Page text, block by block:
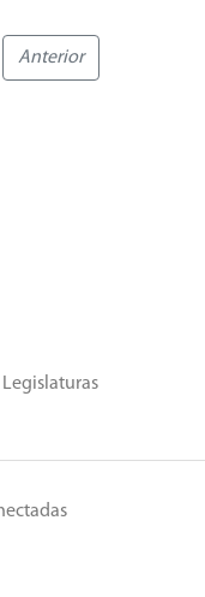
Anterior
Legislaturas